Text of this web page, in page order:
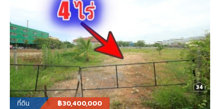
34
ที่ดิน ฿30,400,000